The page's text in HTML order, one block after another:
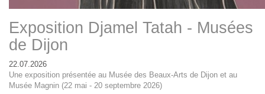
Exposition Djamel Tatah - Musées
de Dijon
22.07.2026
Une exposition présentée au Musée des Beaux-Arts de Dijon et au
Musée Magnin (22 mai - 20 septembre 2026)